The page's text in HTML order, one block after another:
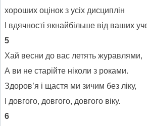
хороших оцінок з усіх дисциплін
І вдячності якнайбільше від ваших
5
Хай весни до вас летять журавлями,
А ви не старійте ніколи з роками.
Здоров’я і щастя ми зичим без ліку,
І довгого, довгого, довгого віку.
6